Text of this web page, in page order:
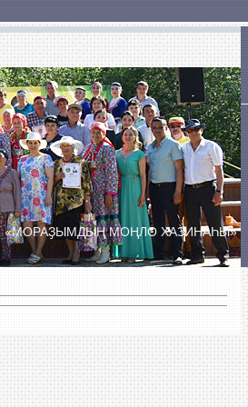
«МОРАҘЫМДЫҢ МОҢЛО ХАЗИНАҺЫ»
«БӘЙЕМБӘТ УЙЫНДАРЫ»
ПРАЗДНИК ДУХОВОЙ МУЗЫКИ